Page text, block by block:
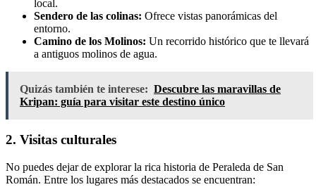
local.
Sendero de las colinas: Ofrece vistas panorámicas del
entorno.
Camino de los Molinos: Un recorrido histórico que te llevará
a antiguos molinos de agua.
Quizás también te interese: Descubre las maravillas de
Kripan: guía para visitar este destino único
2. Visitas culturales
No puedes dejar de explorar la rica historia de Peraleda de San
Román. Entre los lugares más destacados se encuentran: